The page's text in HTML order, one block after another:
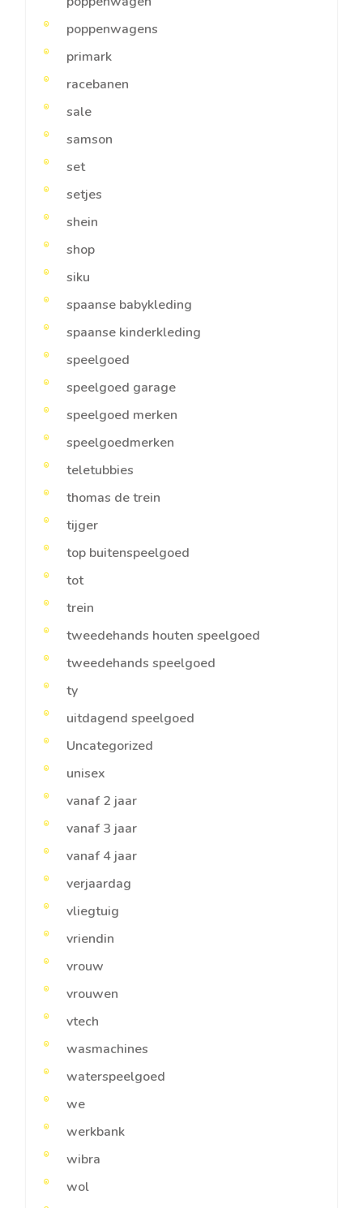
poppenwagens
primark
racebanen
sale
samson
set
setjes
shein
shop
siku
spaanse babykleding
spaanse kinderkleding
speelgoed
speelgoed garage
speelgoed merken
speelgoedmerken
teletubbies
thomas de trein
tijger
top buitenspeelgoed
tot
trein
tweedehands houten speelgoed
tweedehands speelgoed
ty
uitdagend speelgoed
Uncategorized
unisex
vanaf 2 jaar
vanaf 3 jaar
vanaf 4 jaar
verjaardag
vliegtuig
vriendin
vrouw
vrouwen
vtech
wasmachines
waterspeelgoed
we
werkbank
wibra
wol